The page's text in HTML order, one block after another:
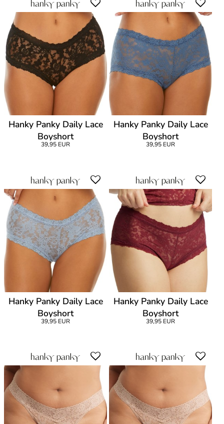
Hanky Panky Daily Lace
Boyshort
39,95 EUR
Hanky Panky Daily Lace
Boyshort
39,95 EUR
Hanky Panky Daily Lace
Boyshort
39,95 EUR
Hanky Panky Daily Lace
Boyshort
39,95 EUR